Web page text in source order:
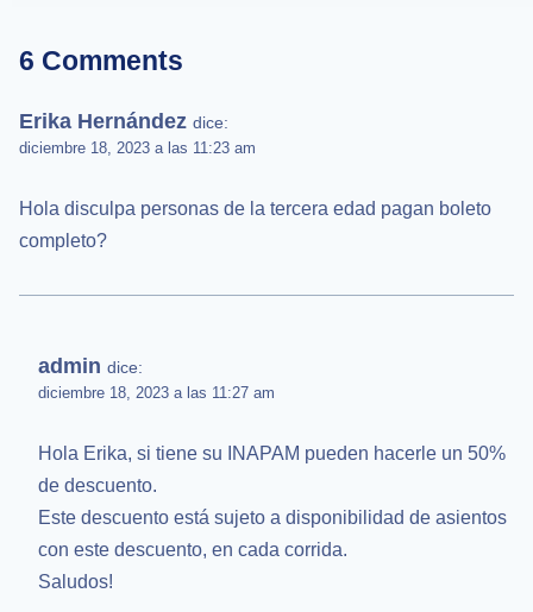
6 Comments
Erika Hernández dice:
diciembre 18, 2023 a las 11:23 am
Hola disculpa personas de la tercera edad pagan boleto
completo?
admin dice:
diciembre 18, 2023 a las 11:27 am
Hola Erika, si tiene su INAPAM pueden hacerle un 50%
de descuento.
Este descuento está sujeto a disponibilidad de asientos
con este descuento, en cada corrida.
Saludos!